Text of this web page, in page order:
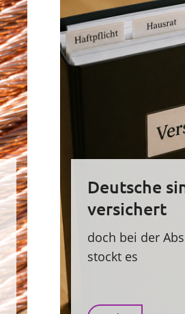
Deutsche
versichert
doch bei der
stockt es